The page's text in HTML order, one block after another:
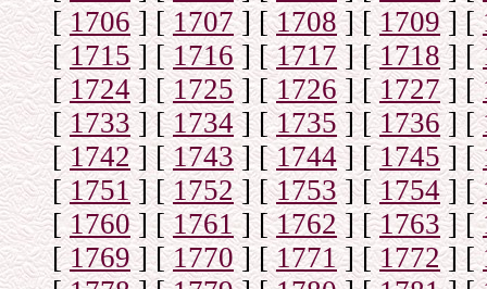
[1706] [1707] [1708] [1709] [
[1715] [1716] [1717] [1718] [
[1724] [1725] [1726] [1727] [
[1733] [1734] [1735] [1736] [
[1742] [1743] [1744] [1745] [
[1751] [1752] [1753] [1754] [
[ 1760] [1761] [1762] [1763] [
[1769] [1770] [1771] [1772] [